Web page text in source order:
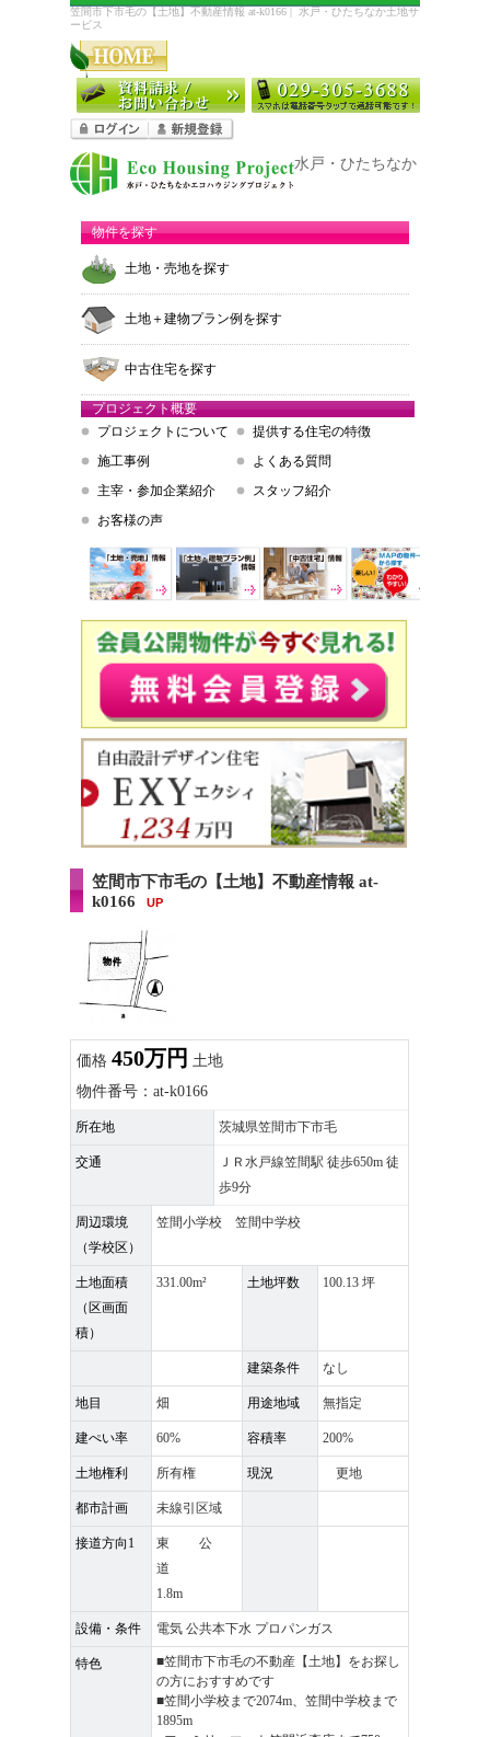
笠間市下市毛の【土地】不動産情報 at-k0166 | 水戸・ひたちなか土地サ
ービス
水戸・ひたちなか エコハウ
物件を探す
土地・売地を探す
土地＋建物プラン例を探す
中古住宅を探す
プロジェクト概要
プロジェクトについて
提供する住宅の特徴
施工事例
よくある質問
主宰・参加企業紹介
スタッフ紹介
お客様の声
笠間市下市毛の【土地】不動産情報 at-
k0166
UP
価格 450万円 土地
物件番号：at-k0166
所在地 茨城県笠間市下市毛
交通
ＪＲ水戸線笠間駅 徒歩650m 徒
歩9分
周辺環境
（学校区）
笠間小学校 笠間中学校
土地面積
（区画面
積）
331.00m² 土地坪数 100.13 坪
建築条件 なし
地目 畑 用途地域 無指定
建ぺい率 60% 容積率 200%
土地権利 所有権 現況 更地
都市計画 未線引区域
接道方向1
東 公
道
1.8m
設備・条件 電気 公共本下水 プロパンガス
特色
■笠間市下市毛の不動産【土地】をお探し
の方におすすめです
■笠間小学校まで2074m、笠間中学校まで
1895m